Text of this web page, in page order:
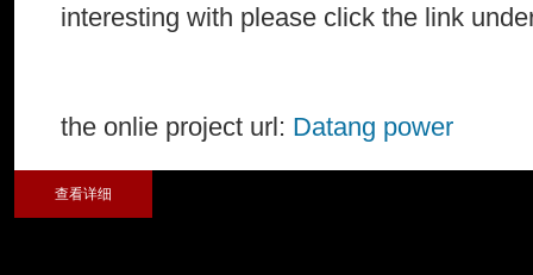
interesting with please click the link
the onlie project url: Datang power
查看详细